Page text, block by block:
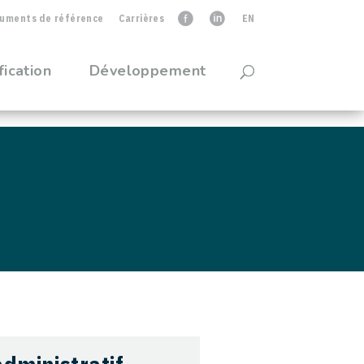
de référence CarrièresfaceblinkedIn EN
Développement